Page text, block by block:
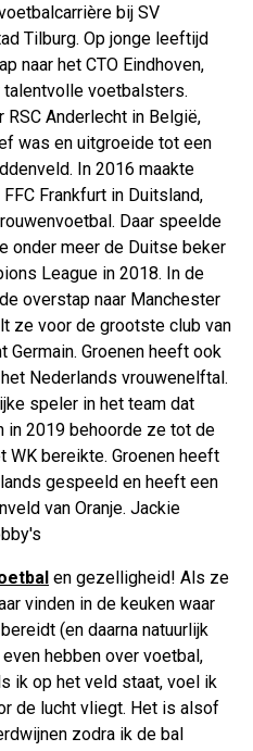
bij SV
Tilburg. Op jonge leeftijd
naar het CTO Eindhoven,
voetbalsters.
Anderlecht in België,
was en uitgroeide tot een
In 2016 maakte
Frankfurt in Duitsland,
Daar speelde
onder meer de Duitse beker
League in 2018. In de
overstap naar Manchester
ze voor de grootste club van
Germain. Groenen heeft ook
Nederlands vrouwenelftal.
speler in het team dat
in 2019 behoorde ze tot de
WK bereikte. Groenen heeft
gespeeld en heeft een
van Oranje. Jackie
en gezelligheid! Als ze
vinden in de keuken waar
(en daarna natuurlijk
hebben over voetbal,
ik op het veld staat, voel ik
de lucht vliegt. Het is alsof
zodra ik de bal